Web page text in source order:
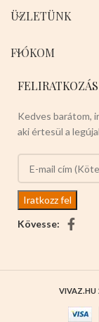
ÜZLETÜNK
FIÓKOM
Kedves barátom,
aki értesül a
Kövesse:
VIVAZ.HU